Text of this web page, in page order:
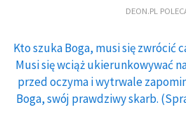
DEON.PL
Kto szuka Boga, musi się zwrócić
Musi się wciąż ukierunkowywać
przed oczyma i wytrwale
Boga, swój prawdziwy skarb.